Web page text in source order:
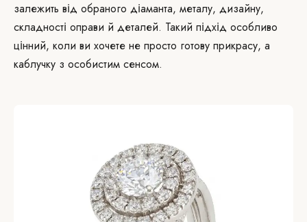
залежить від обраного діаманта, металу, дизайну,
складності оправи й деталей. Такий підхід особливо
цінний, коли ви хочете не просто готову прикрасу, а
каблучку з особистим сенсом.